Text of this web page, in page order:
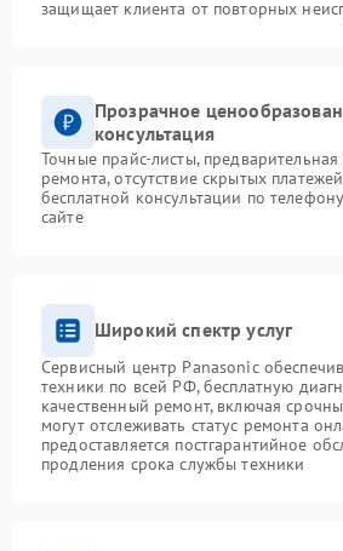
защищает клиента от повторных
Прозрачное
консультация
Точные прайс-листы,
ремонта, отсутствие скрытых
бесплатной консультации по
сайте
Широкий спектр услуг
Сервисный центр Panasonic
техники по всей РФ, бесплатную
качественный ремонт, включая
могут отслеживать статус ремонта
предоставляется постгарантийное
продления срока службы техники